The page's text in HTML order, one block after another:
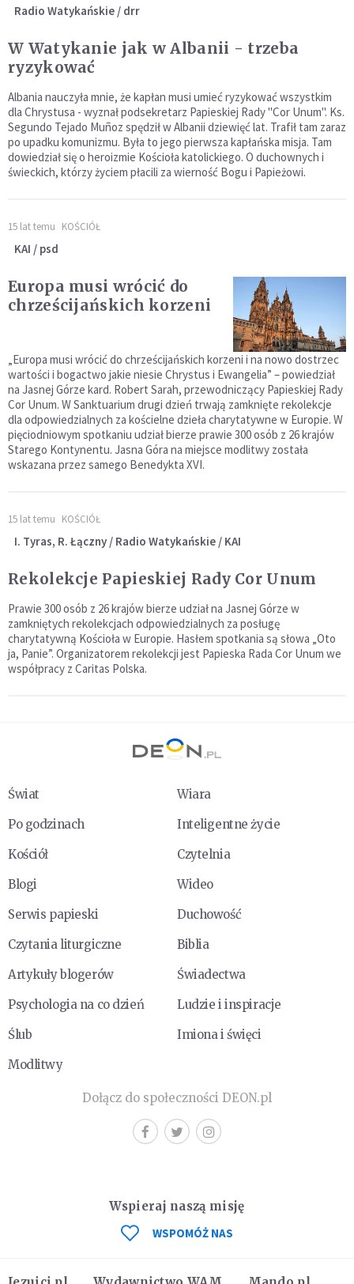
Radio Watykańskie / drr
W Watykanie jak w Albanii - trzeba
ryzykować
Albania nauczyła mnie, że kapłan musi umieć ryzykować wszystkim
dla Chrystusa - wyznał podsekretarz Papieskiej Rady "Cor Unum". Ks.
Segundo Tejado Muñoz spędził w Albanii dziewięć lat. Trafił tam zaraz
po upadku komunizmu. Była to jego pierwsza kapłańska misja. Tam
dowiedział się o heroizmie Kościoła katolickiego. O duchownych i
świeckich, którzy życiem płacili za wierność Bogu i Papieżowi.
15 lat temu KOŚCIÓŁ
KAI / psd
Europa musi wrócić do
chrześcijańskich korzeni
„Europa musi wrócić do chrześcijańskich korzeni i na nowo dostrzec
wartości i bogactwo jakie niesie Chrystus i Ewangelia” – powiedział
na Jasnej Górze kard. Robert Sarah, przewodniczący Papieskiej Rady
Cor Unum. W Sanktuarium drugi dzień trwają zamknięte rekolekcje
dla odpowiedzialnych za kościelne dzieła charytatywne w Europie. W
pięciodniowym spotkaniu udział bierze prawie 300 osób z 26 krajów
Starego Kontynentu. Jasna Góra na miejsce modlitwy została
wskazana przez samego Benedykta XVI.
15 lat temu KOŚCIÓŁ
I. Tyras, R. Łączny / Radio Watykańskie / KAI
Rekolekcje Papieskiej Rady Cor Unum
Prawie 300 osób z 26 krajów bierze udział na Jasnej Górze w
zamkniętych rekolekcjach odpowiedzialnych za posługę
charytatywną Kościoła w Europie. Hasłem spotkania są słowa „Oto
ja, Panie”. Organizatorem rekolekcji jest Papieska Rada Cor Unum we
współpracy z Caritas Polska.
Świat
Wiara
Po godzinach
Inteligentne życie
Kościół
Czytelnia
Blogi
Wideo
Serwis papieski
Duchowość
Czytania liturgiczne
Biblia
Artykuły blogerów
Świadectwa
Psychologia na co dzień
Ludzie i inspiracje
Ślub
Imiona i święci
Modlitwy
Dołącz do społeczności DEON.pl
Wspieraj naszą misję
WSPOMÓŻ NAS